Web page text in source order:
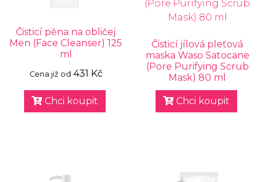
Čisticí pěna na obličej
Men (Face Cleanser) 125
ml
Cena již od 431 Kč
Chci koupit
Čisticí jílová pleťová
maska Waso Satocane
(Pore Purifying Scrub
Mask) 80 ml
Chci koupit